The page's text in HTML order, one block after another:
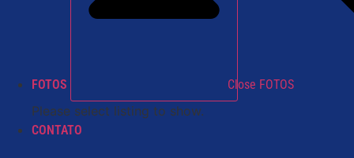
FOTOS Close FOTOS
Please select listing to show.
CONTATO